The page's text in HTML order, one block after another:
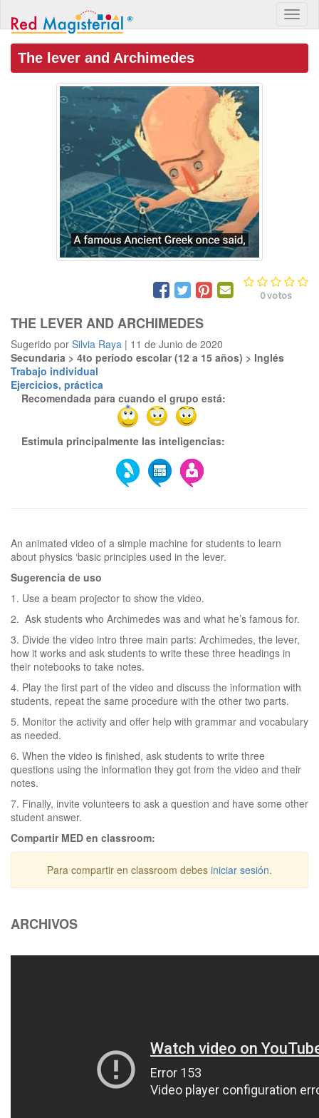
The lever and Archimedes
0votos
THE LEVER AND ARCHIMEDES
Sugerido por Silvia Raya | 11 de Junio de 2020
Secundaria > 4to período escolar (12 a 15 años) > Inglés
Trabajo individual
Ejercicios, práctica
Recomendada para cuando el grupo está:
Estimula principalmente las inteligencias:
An animated video of a simple machine for students to learn
Sugerencia de uso
1. Use a beam projector to show the video.
2. Ask students who Archimedes was and what he’s famous for.
3. Divide the video intro three main parts: Archimedes, the lever,
how it works and ask students to write these three headings in
their notebooks to take notes.
4. Play the first part of the video and discuss the information with
students, repeat the same procedure with the other two parts.
5. Monitor the activity and offer help with grammar and vocabulary
as needed.
6. When the video is finished, ask students to write three
questions using the information they got from the video and their
notes.
7. Finally, invite volunteers to ask a question and have some other
student answer.
Compartir MED en classroom:
Para compartir en classroom debes iniciar sesión.
ARCHIVOS